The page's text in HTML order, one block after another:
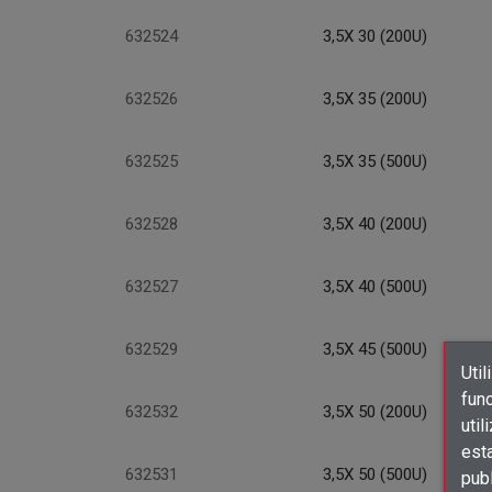
632524 3,5X 30 (200U)
632526 3,5X 35 (200U)
632525 3,5X 35 (500U)
632528 3,5X 40 (200U)
632527 3,5X 40 (500U)
632529 3,5X 45 (500U)
632532 3,5X 50 (200U)
632531 3,5X 50 (500U)